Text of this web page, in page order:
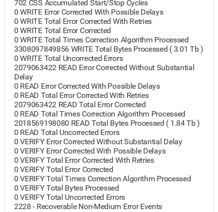
702 CSS Accumulated Start/Stop Cycles
0 WRITE Error Corrected With Possible Delays
0 WRITE Total Error Corrected With Retries
0 WRITE Total Error Corrected
0 WRITE Total Times Correction Algorithm Processed
3308097849856 WRITE Total Bytes Processed ( 3.01 Tb )
0 WRITE Total Uncorrected Errors
2079063422 READ Error Corrected Without Substantial
Delay
0 READ Error Corrected With Possible Delays
0 READ Total Error Corrected With Retries
2079063422 READ Total Error Corrected
0 READ Total Times Correction Algorithm Processed
2018569198080 READ Total Bytes Processed ( 1.84 Tb )
0 READ Total Uncorrected Errors
0 VERIFY Error Corrected Without Substantial Delay
0 VERIFY Error Corrected With Possible Delays
0 VERIFY Total Error Corrected With Retries
0 VERIFY Total Error Corrected
0 VERIFY Total Times Correction Algorithm Processed
0 VERIFY Total Bytes Processed
0 VERIFY Total Uncorrected Errors
2228 - Recoverable Non-Medium Error Events